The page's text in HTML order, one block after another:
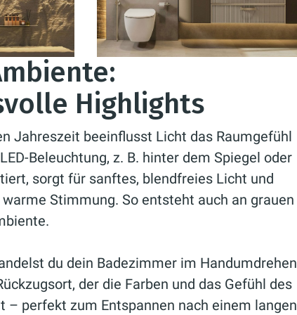
Highlights
Jahreszeit beeinflusst Licht das Raumgefühl
Beleuchtung, z. B. hinter dem Spiegel oder
sorgt für sanftes, blendfreies Licht und
Stimmung. So entsteht auch an grauen
du dein Badezimmer im Handumdrehen
der die Farben und das Gefühl des
– perfekt zum Entspannen nach einem langen